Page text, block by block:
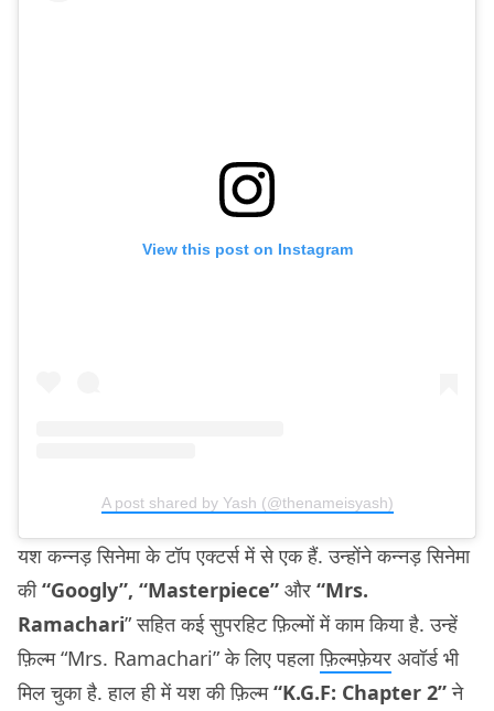
View this post on Instagram
A post shared by Yash (@thenameisyash)
यश कन्नड़ सिनेमा के टॉप एक्टर्स में से एक हैं. उन्होंने कन्नड़ सिनेमा
की“Googly”, “Masterpiece” और “Mrs.
Ramachari” सहित कई सुपरहिट फ़िल्मों में काम किया है. उन्हें
फ़िल्म “Mrs. Ramachari” के लिए पहलाफ़िल्मफ़ेयर अवॉर्ड भी
मिल चुका है. हाल ही में यश की फ़िल्म“K.G.F: Chapter 2”ने